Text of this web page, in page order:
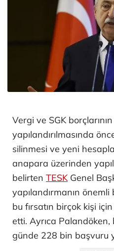
Vergi ve SGK
yapılandırılmasında
silinmesi ve yeni
anapara üzerinden
belirten TESKGenel
yapılandırmanın
bu fırsatın birçok kişi
etti. Ayrıca Palandöken,
günde 228 bin başvuru